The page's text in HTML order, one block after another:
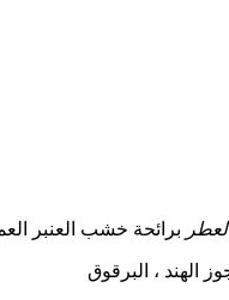
برائحة خشب العنبر
الهند ، البرقوق